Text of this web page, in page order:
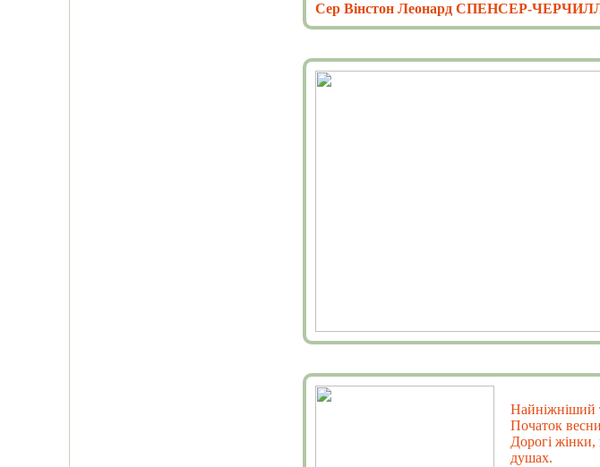
Сер Вінстон Леонард СПЕНСЕР-
Найніжніший
Початок
Дорогі жінки,
душах.